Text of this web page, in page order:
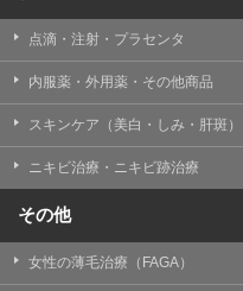
点滴・注射・プラセンタ
内服薬・外用薬・その他商品
スキンケア（美白・しみ・肝斑）
ニキビ治療・ニキビ跡治療
その他
女性の薄毛治療（FAGA）